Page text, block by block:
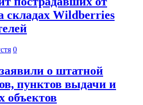
складах Wildberries
0
о штатной
пунктов выдачи и
объектов